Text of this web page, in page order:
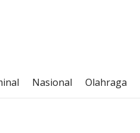
Nasional Olahraga